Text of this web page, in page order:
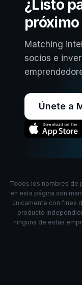
¿Listo
Matching
socios e
Únete a
Todos los nombres de
en esta página son
únicamente con fines
producto
ninguna de estas